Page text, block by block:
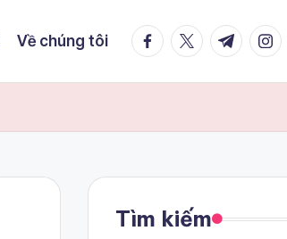
Về chúng tôi Facebook
TwitterTelegram
Tìm kiếm